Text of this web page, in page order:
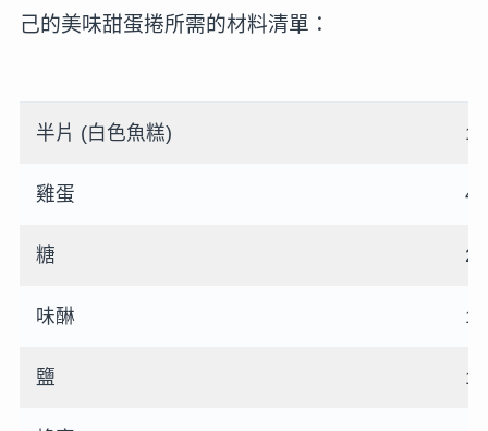
己的美味甜蛋捲所需的材料清單：
半片 (白色魚糕)
雞蛋 4
糖 2
味醂 1
鹽 1/